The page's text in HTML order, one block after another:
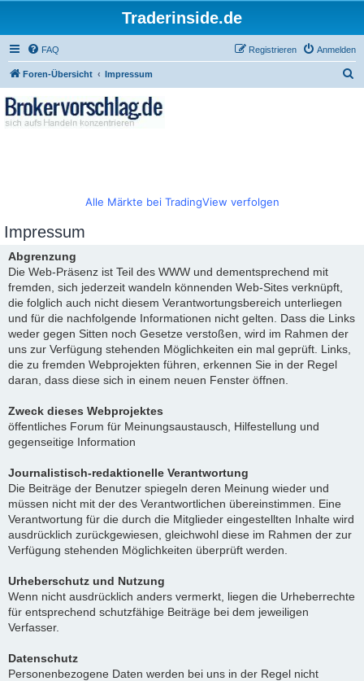
Traderinside.de
FAQ Anmelden
Registrieren
Foren-Übersicht Impressum
Alle Märkte bei TradingView verfolgen
Impressum
Abgrenzung
Die Web-Präsenz ist Teil des WWW und dementsprechend mit
fremden, sich jederzeit wandeln könnenden Web-Sites verknüpft,
die folglich auch nicht diesem Verantwortungsbereich unterliegen
und für die nachfolgende Informationen nicht gelten. Dass die Links
weder gegen Sitten noch Gesetze verstoßen, wird im Rahmen der
uns zur Verfügung stehenden Möglichkeiten ein mal geprüft. Links,
die zu fremden Webprojekten führen, erkennen Sie in der Regel
daran, dass diese sich in einem neuen Fenster öffnen.
Zweck dieses Webprojektes
öffentliches Forum für Meinungsaustausch, Hilfestellung und
gegenseitige Information
Journalistisch-redaktionelle Verantwortung
Die Beiträge der Benutzer spiegeln deren Meinung wieder und
müssen nicht mit der des Verantwortlichen übereinstimmen. Eine
Verantwortung für die durch die Mitglieder eingestellten Inhalte wird
ausdrücklich zurückgewiesen, gleichwohl diese im Rahmen der zur
Verfügung stehenden Möglichkeiten überprüft werden.
Urheberschutz und Nutzung
Wenn nicht ausdrücklich anders vermerkt, liegen die Urheberrechte
für entsprechend schutzfähige Beiträge bei dem jeweiligen
Verfasser.
Datenschutz
Personenbezogene Daten werden bei uns in der Regel nicht